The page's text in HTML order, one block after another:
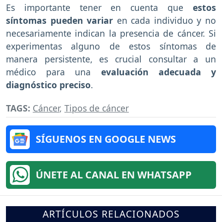
Es importante tener en cuenta que estos
síntomas pueden variar en cada individuo y no
necesariamente indican la presencia de cáncer. Si
experimentas alguno de estos síntomas de
manera persistente, es crucial consultar a un
médico para una evaluación adecuada y
diagnóstico preciso.
TAGS: Cáncer, Tipos de cáncer
SÍGUENOS EN GOOGLE NEWS
ÚNETE AL CANAL EN WHATSAPP
ARTÍCULOS RELACIONADOS